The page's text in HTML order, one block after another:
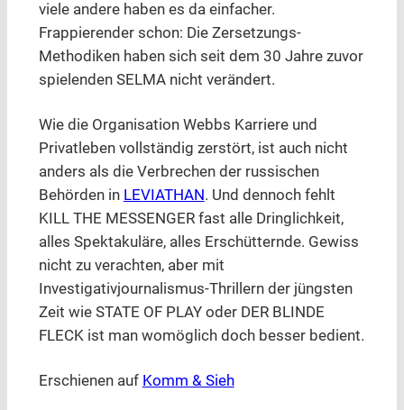
viele andere haben es da einfacher.
Frappierender schon: Die Zersetzungs-
Methodiken haben sich seit dem 30 Jahre zuvor
spielenden SELMA nicht verändert.
Wie die Organisation Webbs Karriere und
Privatleben vollständig zerstört, ist auch nicht
anders als die Verbrechen der russischen
Behörden in LEVIATHAN. Und dennoch fehlt
KILL THE MESSENGER fast alle Dringlichkeit,
alles Spektakuläre, alles Erschütternde. Gewiss
nicht zu verachten, aber mit
Investigativjournalismus-Thrillern der jüngsten
Zeit wie STATE OF PLAY oder DER BLINDE
FLECK ist man womöglich doch besser bedient.
Erschienen auf Komm & Sieh